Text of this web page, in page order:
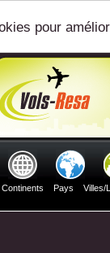
pour
Continents Pays Villes/